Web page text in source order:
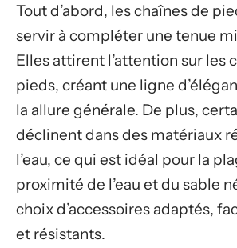
Tout d’abord, les chaînes de
servir à compléter une tenue
Elles attirent l’attention sur les
pieds, créant une ligne
la allure générale. De plus,
déclinent dans des matériaux
l’eau, ce qui est idéal pour la
proximité de l’eau et du sable
choix d’accessoires adaptés,
et résistants.